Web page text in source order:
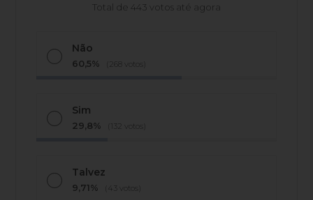
Total de 443 votos até agora
Não
60,5% (268 votos)
Sim
29,8% (132 votos)
Talvez
9,71% (43 votos)